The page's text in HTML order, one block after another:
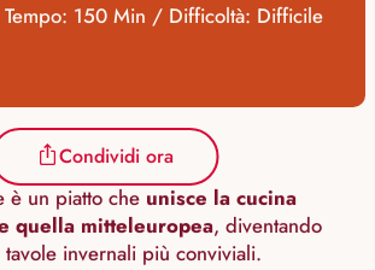
150 Min / Difficoltà: Difficile
Condividi ora
è un piatto che unisce la cucina
quella mitteleuropea, diventando
invernali più conviviali.